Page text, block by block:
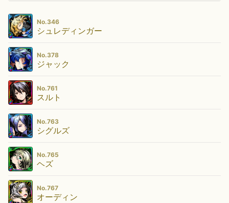
No.346
シュレディンガー
No.378
ジャック
No.761
スルト
No.763
シグルズ
No.765
ヘズ
No.767
オーディン